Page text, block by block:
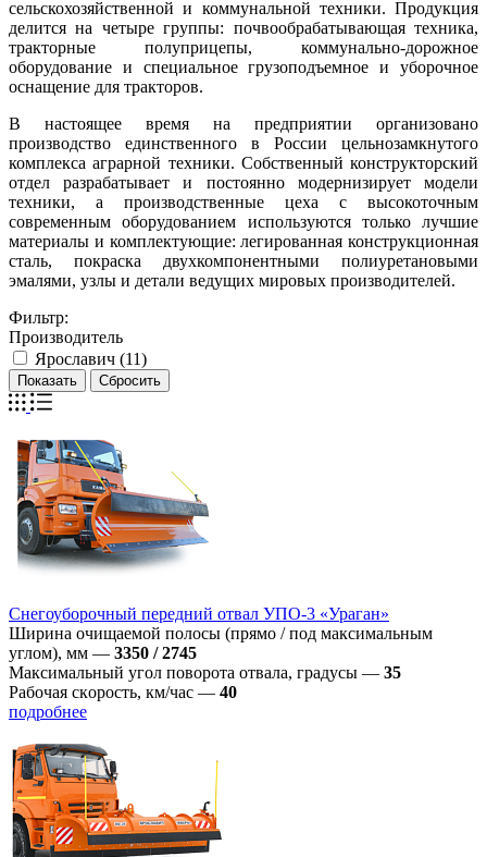
сельскохозяйственной и коммунальной техники. Продукция
делится на четыре группы: почвообрабатывающая техника,
тракторные полуприцепы, коммунально-дорожное
оборудование и специальное грузоподъемное и уборочное
оснащение для тракторов.
В настоящее время на предприятии организовано
производство единственного в России цельнозамкнутого
комплекса аграрной техники. Собственный конструкторский
отдел разрабатывает и постоянно модернизирует модели
техники, а производственные цеха с высокоточным
современным оборудованием используются только лучшие
материалы и комплектующие: легированная конструкционная
сталь, покраска двухкомпонентными полиуретановыми
эмалями, узлы и детали ведущих мировых производителей.
Фильтр:
Производитель
Ярославич (11)
Снегоуборочный передний отвал УПО-3 «Ураган»
Ширина очищаемой полосы (прямо / под максимальным
углом), мм — 3350 / 2745
Максимальный угол поворота отвала, градусы — 35
Рабoчая скoрoсть, км/час — 40
подробнее